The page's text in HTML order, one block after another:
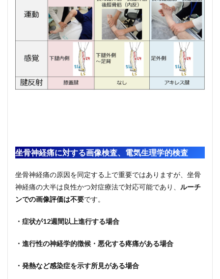
坐骨神経痛に対する画像検査、電気生理学的検査
坐骨神経痛の原因を同定する上で重要ではありますが、坐骨
神経痛の大半は良性かつ対症療法で対応可能であり、 ルーチ
ンでの画像評価は不要です。
・症状が12週間以上進行する場合
・進行性の神経学的徴候・悪化する疼痛がある場合
・発熱など感染症を示す所見がある場合